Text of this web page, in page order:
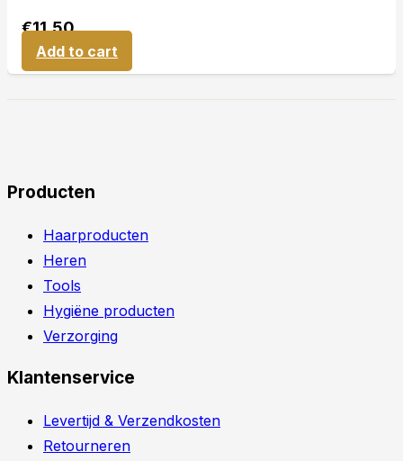
€11,50
Add to cart
Producten
Haarproducten
Heren
Tools
Hygiëne producten
Verzorging
Klantenservice
Levertijd & Verzendkosten
Retourneren